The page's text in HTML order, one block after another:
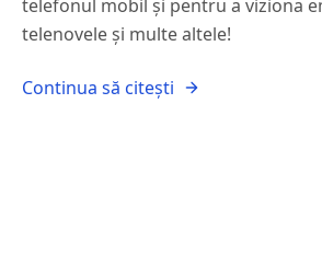
telefonul mobil și pentru a viziona
telenovele și multe altele!
Continua să citești